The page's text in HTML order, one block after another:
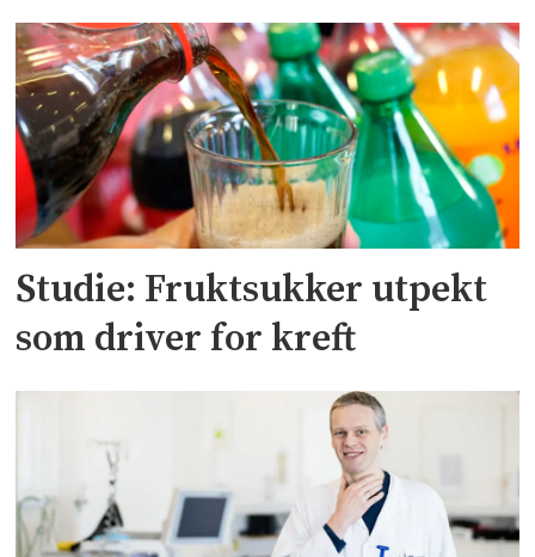
Studie: Fruktsukker utpekt
som driver for kreft